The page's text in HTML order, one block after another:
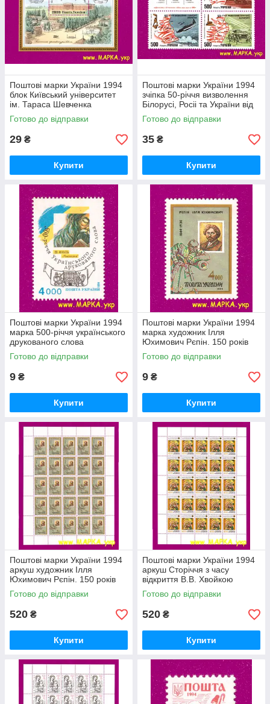
Поштові марки України 1994
блок Київський університет
ім. Тараса Шевченка
Готово до відправки
29 ₴
Купити
Поштові марки України 1994
зчіпка 50-річчя визволення
Білорусі, Росіі та України від
німецько-фашистських
загарбникі
Готово до відправки
35 ₴
Купити
Поштові марки України 1994
марка 500-річчя українського
друкованого слова
Готово до відправки
9 ₴
Купити
Поштові марки України 1994
марка художник Ілля
Юхимович Рєпін. 150 років
Готово до відправки
9 ₴
Купити
Поштові марки України 1994
аркуш художник Ілля
Юхимович Рєпін. 150 років
Готово до відправки
520 ₴
Купити
Поштові марки України 1994
аркуш Сторіччя з часу
відкриття В.В. Хвойкою
трипільської культури
Готово до відправки
520 ₴
Купити